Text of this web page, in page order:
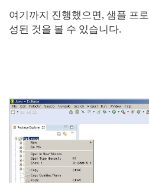
여기까지 진행했으면, 샘플 프
성된 것을 볼 수 있습니다.